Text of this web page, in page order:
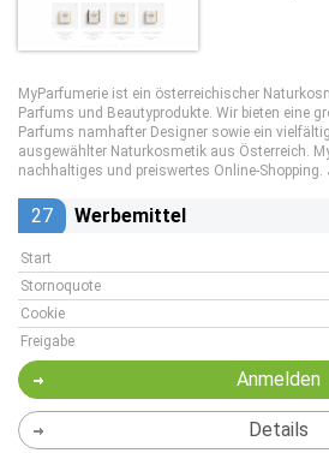
MyParfumerie ist ein österreichischer
Parfums und Beautyprodukte. Wir bieten eine
Parfums namhafter Designer sowie ein
ausgewählter Naturkosmetik aus Österreich.
nachhaltiges und preiswertes Online-Shopping.
27 Werbemittel
Start
Stornoquote
Cookie
Freigabe
Anmelden
Details